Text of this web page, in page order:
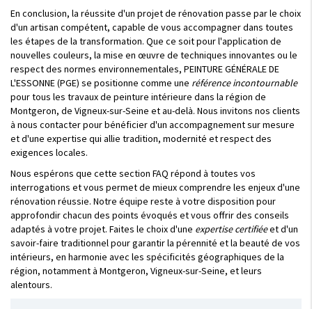
En conclusion, la réussite d'un projet de rénovation passe par le choix
d'un artisan compétent, capable de vous accompagner dans toutes
les étapes de la transformation. Que ce soit pour l'application de
nouvelles couleurs, la mise en œuvre de techniques innovantes ou le
respect des normes environnementales, PEINTURE GÉNÉRALE DE
L'ESSONNE (PGE) se positionne comme une référence incontournable
pour tous les travaux de peinture intérieure dans la région de
Montgeron, de Vigneux-sur-Seine et au-delà. Nous invitons nos clients
à nous contacter pour bénéficier d'un accompagnement sur mesure
et d'une expertise qui allie tradition, modernité et respect des
exigences locales.
Nous espérons que cette section FAQ répond à toutes vos
interrogations et vous permet de mieux comprendre les enjeux d'une
rénovation réussie. Notre équipe reste à votre disposition pour
approfondir chacun des points évoqués et vous offrir des conseils
adaptés à votre projet. Faites le choix d'une expertise certifiéeet d'un
savoir-faire traditionnel pour garantir la pérennité et la beauté de vos
intérieurs, en harmonie avec les spécificités géographiques de la
région, notamment à Montgeron, Vigneux-sur-Seine, et leurs
alentours.